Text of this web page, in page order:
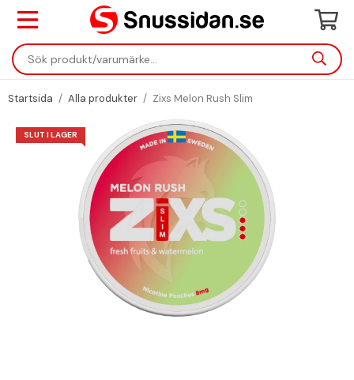
Startsida / Alla produkter / Zixs Melon Rush Slim
SLUT I LAGER